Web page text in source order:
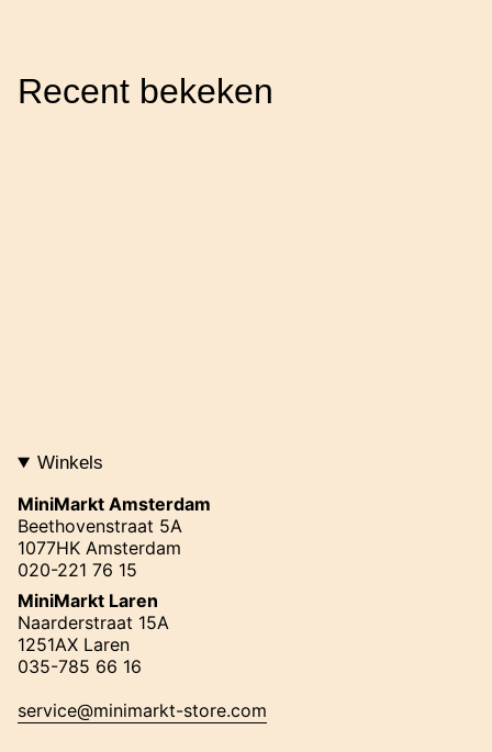
Recent bekeken
Winkels
MiniMarkt Amsterdam
Beethovenstraat 5A
1077HK Amsterdam
020-221 76 15
MiniMarkt Laren
Naarderstraat 15A
1251AX Laren
035-785 66 16
service@minimarkt-store.com